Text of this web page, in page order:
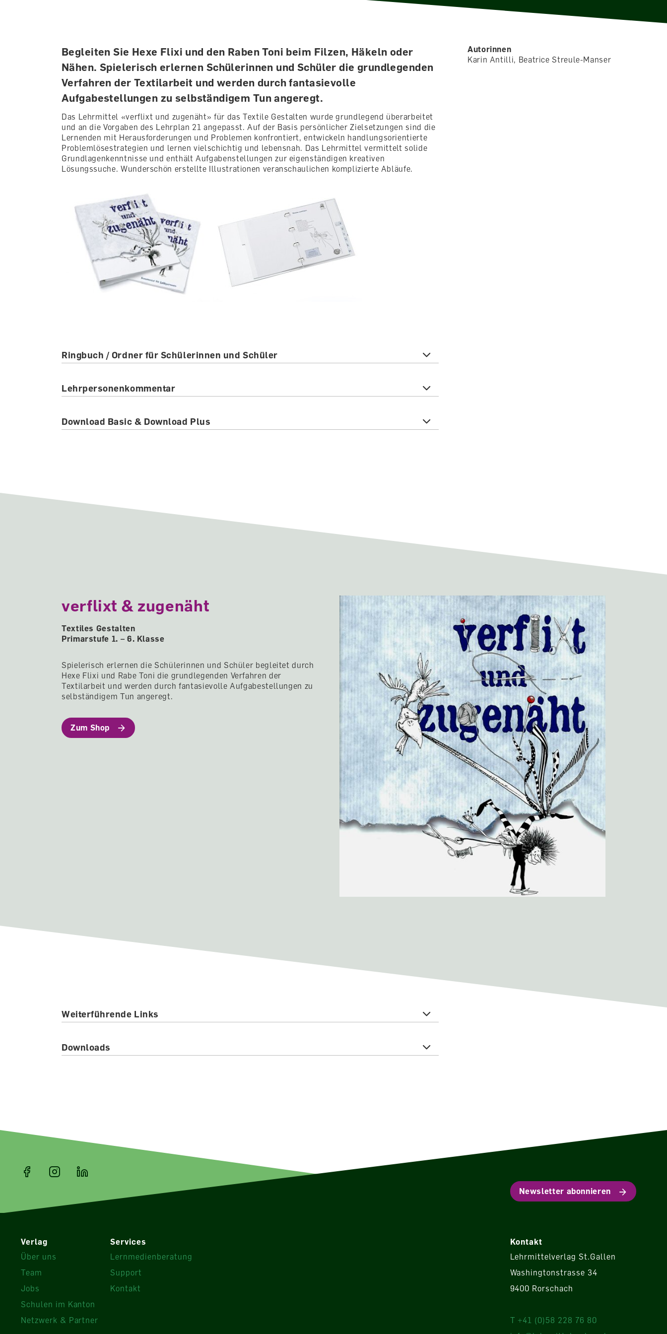
Begleiten Sie Hexe Flixi und den Raben Toni beim Filzen, Häkeln oder
Nähen. Spielerisch erlernen Schüle­rinnen und Schüler die grundlegenden
Verfahren der Textilarbeit und werden durch fantasievolle
Aufgabestellungen zu selbständigem Tun angeregt.
Das Lehrmittel «verflixt und zugenäht» für das Textile Gestalten wurde grundlegend überarbeitet
und an die Vorgaben des Lehrplan 21 angepasst. Auf der Basis persönlicher Zielsetzungen sind die
Lernenden mit Herausforderungen und Problemen konfrontiert, entwickeln handlungsorientierte
Problemlösestrategien und lernen vielschichtig und lebensnah. Das Lehrmittel vermittelt solide
Grundlagenkenntnisse und enthält Aufgabenstellungen zur eigenständigen kreativen
Lösungssuche. Wunderschön erstellte Illustrationen veranschaulichen komplizierte Abläufe.
Autorinnen
Karin Antilli, Beatrice Streule-Manser
Ringbuch / Ordner für Schülerinnen und Schüler
Lehrpersonenkommentar
Download Basic & Download Plus
verflixt & zugenäht
Textiles Gestalten
Primarstufe 1. – 6. Klasse
Spielerisch erlernen die Schülerinnen und Schüler begleitet durch
Hexe Flixi und Rabe Toni die grundlegenden Verfahren der
Textilarbeit und werden durch fantasievolle Aufgabestellungen zu
selbständigem Tun angeregt.
Zum Shop
Weiterführende Links
Downloads
Newsletter abonnieren
Verlag
Über uns
Team
Jobs
Schulen im Kanton
Netzwerk & Partner
Services
Lernmedienberatung
Support
Kontakt
Kontakt
Lehrmittelverlag St.Gallen
Washingtonstrasse 34
9400 Rorschach
T +41 (0)58 228 76 80